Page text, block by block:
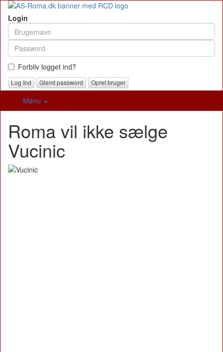
Login
Forbliv logget ind?
Glemt password Opret bruger
Menu
Roma vil ikke sælge
Vucinic